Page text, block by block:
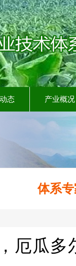
态 产业概况
体系
瓜多